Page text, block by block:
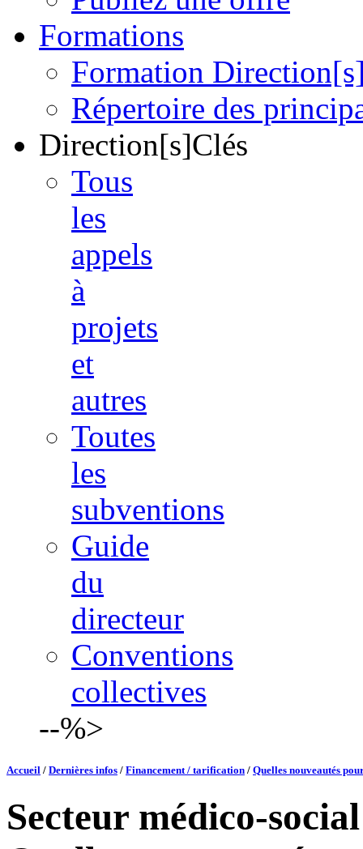
Formations
Formation
Répertoire des
Direction[s]Clés
Tous
les
appels
à
projets
et
autres
Toutes
les
subventions
Guide
du
directeur
Conventions
collectives
--%>
Accueil / Dernières infos / Financement / tarification / Quelles nouveautés
Secteur médico-social